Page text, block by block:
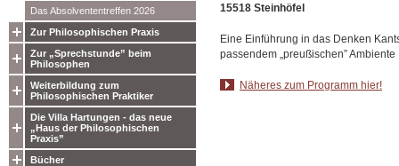
Das Absolvententreffen 2026
Zur Philosophischen Praxis
Zur „Sprechstunde” beim
Philosophen
Weiterbildung zum
Philosophischen Praktiker
Die Villa Hartungen - das neue
„Haus der Philosophischen
Praxis”
Bücher
15518 Steinhöfel
Eine Einführung in das Denken
passendem „preußischen” Ambiente
Näheres zum Programm hier!